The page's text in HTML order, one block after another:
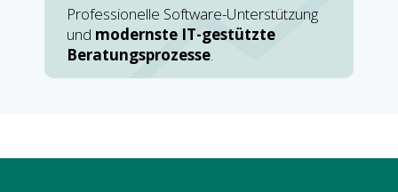
Professionelle Software-Unterstützung
und modernste IT-gestützte
Beratungsprozesse.